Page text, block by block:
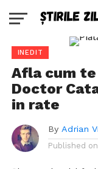
INEDIT
Afla cum
Doctor
in rate
By Adrian
Published on